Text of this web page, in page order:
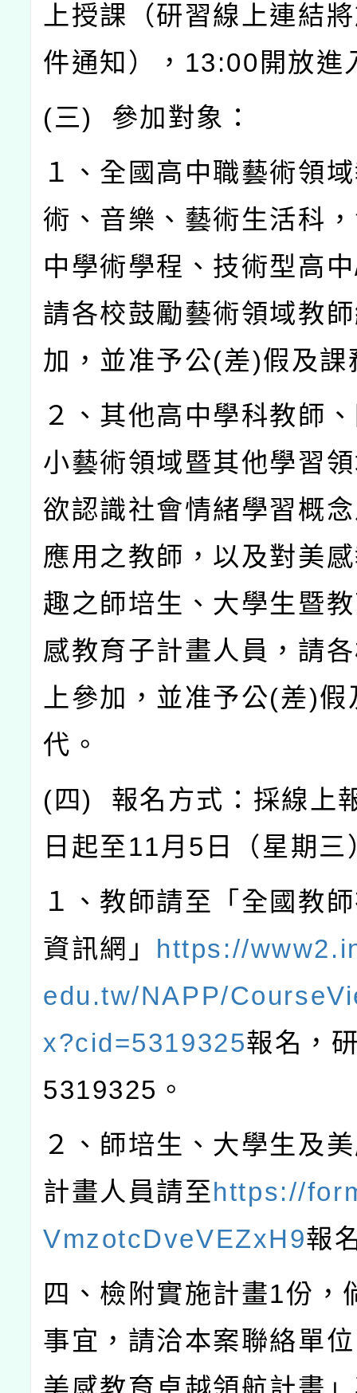
上授課（研習線上連結
件通知）， 13:00 開放進
(三) 參加對象：
１、全國高中職藝術領
術、音樂、藝術生活科
中學術學程、技術型高中
請各校鼓勵藝術領域教
加，並准予公(差)假及課
２、其他高中學科教師
小藝術領域暨其他學習
欲認識社會情緒學習概
應用之教師，以及對美
趣之師培生、大學生暨
感教育子計畫人員，請
上參加，並准予公(差)假
代。
( 四) 報名方式：採線上
日起至11月 5 日（星期三
１、教師請至「全國教
資訊網」 https://
edu.tw/NAPP/
x?cid=5319325報名，
5319325 。
２、師培生、大學生及
計畫人員請至https://
VmzotcDveVEZxH9報
四、檢附實施計畫1份，
事宜，請洽本案聯絡單